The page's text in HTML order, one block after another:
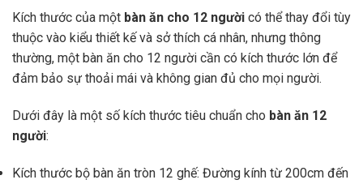
Kích thước của một bàn ăn cho 12 người có thể thay đổi tùy
thuộc vào kiểu thiết kế và sở thích cá nhân, nhưng thông
thường, một bàn ăn cho 12 người cần có kích thước lớn để
đảm bảo sự thoải mái và không gian đủ cho mọi người.
Dưới đây là một số kích thước tiêu chuẩn cho bàn ăn 12
người:
Kích thước bộ bàn ăn tròn 12 ghế: Đường kính từ 200cm đến